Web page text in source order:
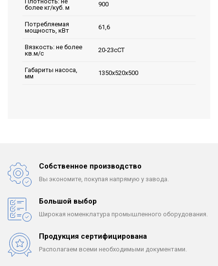
более кг/куб. м
900
Потребляемая
мощность, кВт
61,6
Вязкость: не более
кв.м/с
20-23сСТ
Габариты насоса,
мм
1350х520х500
Собственное производство
Вы экономите, покупая напрямую у завода.
Большой выбор
Широкая номенклатура промышленного оборудования.
Продукция сертифицирована
Располагаем всеми необходимыми документами.